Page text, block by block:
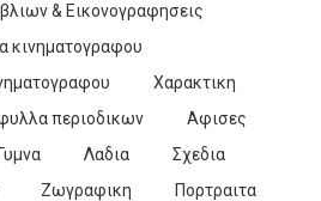
& Εικονογραφησεις
κινηματογραφου
Χαρακτικη
περιοδικων
Αφισες
Γυμνα Λαδια
Σχεδια
Ζωγραφικη
Πορτραιτα